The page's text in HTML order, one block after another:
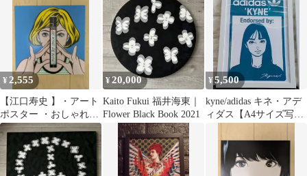
¥ 2,555
【江口寿史 】・アート
ポスター ・おしゃれイ
ンテリア ・モダンデザ
イン
¥20,000
Kaito Fukui 福井海東｜
Flower Black Book 2021
¥5,500
kyne/adidas キネ・アデ
ィダス【A4サイズ写真
ット